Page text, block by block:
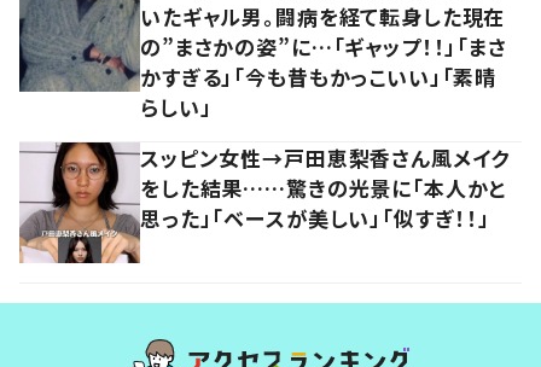
いたギャル男。闘病を経て転身した現在
の”まさかの姿”に…「ギャップ！！」「まさ
かすぎる」「今も昔もかっこいい」「素晴
らしい」
スッピン女性→戸田恵梨香さん風メイク
をした結果……驚きの光景に「本人かと
思った」「ベースが美しい」「似すぎ！！」